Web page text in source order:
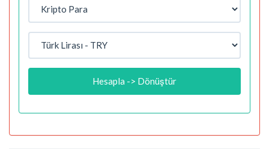
Hesapla -> Dönüştür